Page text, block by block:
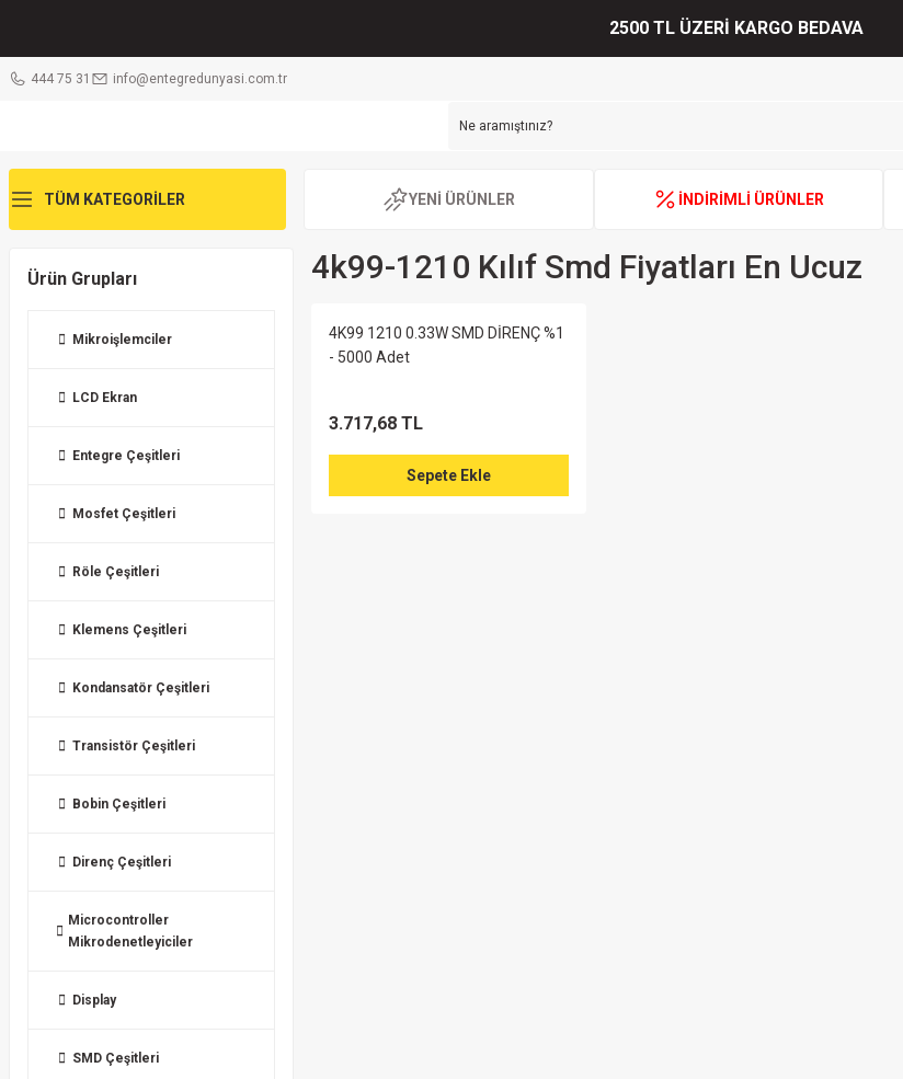
2500 TL ÜZERİ KARGO BEDAVA
444 75 31 info@entegredunyasi.com.tr
TÜM KATEGORİLER YENİ ÜRÜNLER İNDİRİMLİ ÜRÜNLER
Ürün Grupları
Mikroişlemciler
LCD Ekran
Entegre Çeşitleri
Mosfet Çeşitleri
Röle Çeşitleri
Klemens Çeşitleri
Kondansatör Çeşitleri
Transistör Çeşitleri
Bobin Çeşitleri
Direnç Çeşitleri
Microcontroller
Mikrodenetleyiciler
Display
SMD Çeşitleri
4k99-1210 Kılıf Smd Fiyatları En Ucuz
4K99 1210 0.33W SMD DİRENÇ %1
- 5000 Adet
3.717,68 TL
Sepete Ekle